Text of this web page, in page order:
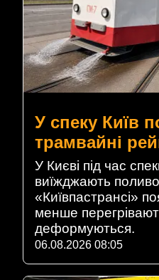
У спеку Київ
трамвайні
У Києві під час
виїжджають
«Київпастрансі»
менше
деформуються.
06.08.2026 08:05